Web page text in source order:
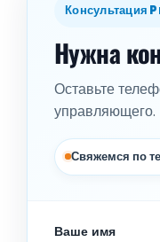
Консультация
Нужна
Оставьте
управляющего.
Свяжемся по
Ваше имя